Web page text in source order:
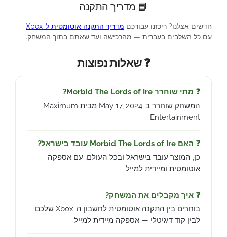
📘 מדריך התקנה
חדשים אצלנו? ריכזנו עבורכם מדריך התקנה אוטומטית ל-Xbox
עם כל השלבים בעברית — מהרכישה ועד שאתם בתוך המשחק.
❓ שאלות נפוצות
❓ מתי שוחרר Morbid The Lords of Ire?
המשחק שוחרר ב-May 17, 2024 מבית Maximum
Entertainment.
❓ האם Morbid The Lords of Ire עובד בישראל?
כן, המוצר עובד בישראל ובכל העולם, עם אספקה
אוטומטית ומיידית למייל.
❓ איך מקבלים את המשחק?
בוחרים בין התקנה אוטומטית לחשבון ה-Xbox שלכם
לבין קוד דיגיטלי — אספקה מיידית למייל.